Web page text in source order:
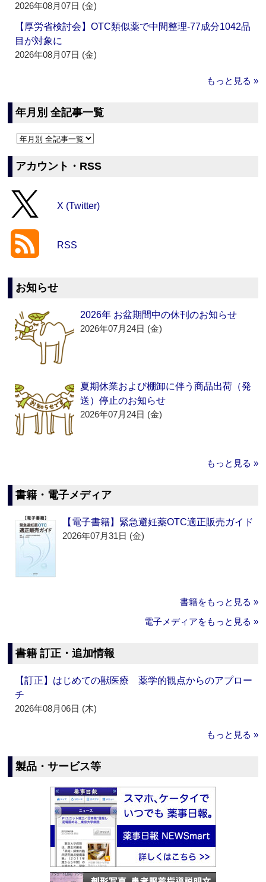
2026年08月07日 (金)
【厚労省検討会】OTC類似薬で中間整理‐77成分1042品
目が対象に
2026年08月07日 (金)
もっと見る »
年月別 全記事一覧
アカウント・RSS
X (Twitter)
RSS
お知らせ
2026年 お盆期間中の休刊のお知らせ
2026年07月24日 (金)
夏期休業および棚卸に伴う商品出荷（発
送）停止のお知らせ
2026年07月24日 (金)
もっと見る »
書籍・電子メディア
【電子書籍】緊急避妊薬OTC適正販売ガイド
2026年07月31日 (金)
書籍をもっと見る »
電子メディアをもっと見る »
書籍 訂正・追加情報
【訂正】はじめての獣医療 薬学的観点からのアプロー
チ
2026年08月06日 (木)
もっと見る »
製品・サービス等